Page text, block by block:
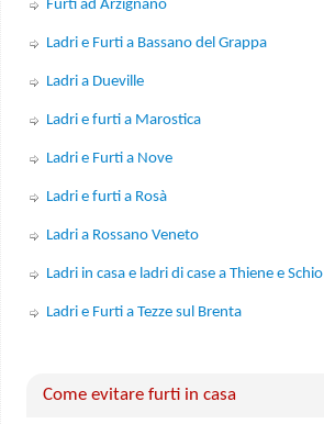
Furti ad Arzignano
Ladri e Furti a Bassano del Grappa
Ladri a Dueville
Ladri e furti a Marostica
Ladri e Furti a Nove
Ladri e furti a Rosà
Ladri a Rossano Veneto
Ladri in casa e ladri di case a Thiene e Schio
Ladri e Furti a Tezze sul Brenta
Come evitare furti in casa